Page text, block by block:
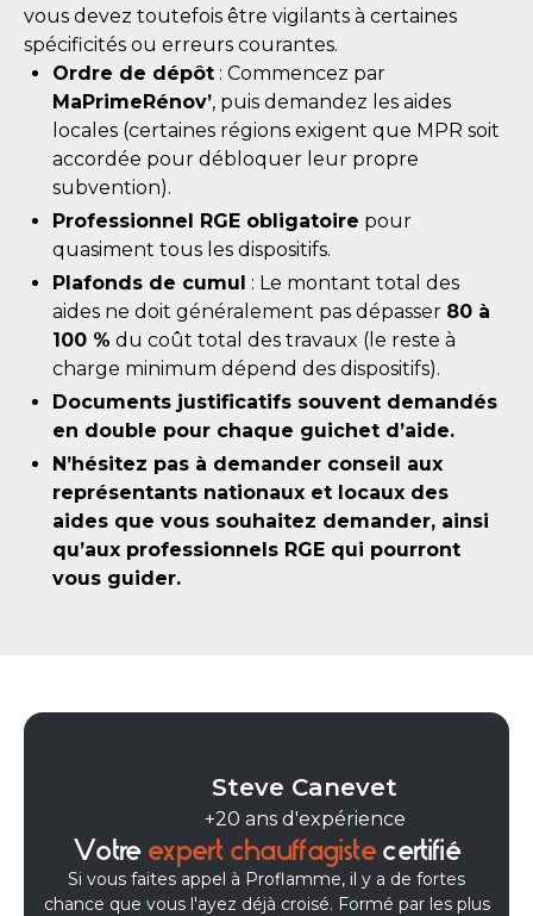
vous devez toutefois être vigilants à certaines
spécificités ou erreurs courantes.
Ordre de dépôt : Commencez par
MaPrimeRénov’, puis demandez les aides
locales (certaines régions exigent que MPR soit
accordée pour débloquer leur propre
subvention).
Professionnel RGE obligatoire pour
quasiment tous les dispositifs.
Plafonds de cumul : Le montant total des
aides ne doit généralement pas dépasser 80 à
100 % du coût total des travaux (le reste à
charge minimum dépend des dispositifs).
Documents justificatifs souvent demandés
en double pour chaque guichet d’aide.
N’hésitez pas à demander conseil aux
représentants nationaux et locaux des
aides que vous souhaitez demander, ainsi
qu’aux professionnels RGE qui pourront
vous guider.
Steve Canevet
+20 ans d'expérience
Votre expert chauffagistecertifié
Si vous faites appel à Proflamme, il y a de fortes
chance que vous l'ayez déjà croisé. Formé par les plus